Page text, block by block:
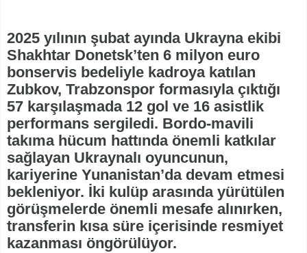
2025 yılının şubat ayında Ukrayna ekibi
Shakhtar Donetsk’ten 6 milyon euro
bonservis bedeliyle kadroya katılan
Zubkov, Trabzonspor formasıyla çıktığı
57 karşılaşmada 12 gol ve 16 asistlik
performans sergiledi. Bordo-mavili
takıma hücum hattında önemli katkılar
sağlayan Ukraynalı oyuncunun,
kariyerine Yunanistan’da devam etmesi
bekleniyor. İki kulüp arasında yürütülen
görüşmelerde önemli mesafe alınırken,
transferin kısa süre içerisinde resmiyet
kazanması öngörülüyor.